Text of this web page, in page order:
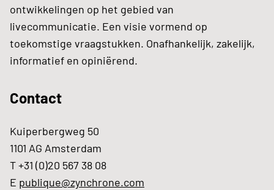
ontwikkelingen op het gebied van
livecommunicatie. Een visie vormend op
toekomstige vraagstukken. Onafhankelijk, zakelijk,
informatief en opiniërend.
Contact
Kuiperbergweg 50
1101 AG Amsterdam
T +31 (0)20 567 38 08
E publique@zynchrone.com